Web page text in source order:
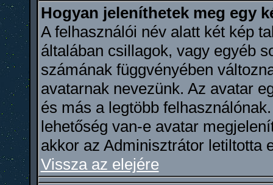
Hogyan jeleníthetek meg egy
A felhasználói név alatt két kép
általában csillagok, vagy egyéb
számának függvényében
avatarnak nevezünk. Az avatar
és más a legtöbb
lehetőség van-e avatar
akkor az Adminisztrátor letiltotta
Vissza az elejére